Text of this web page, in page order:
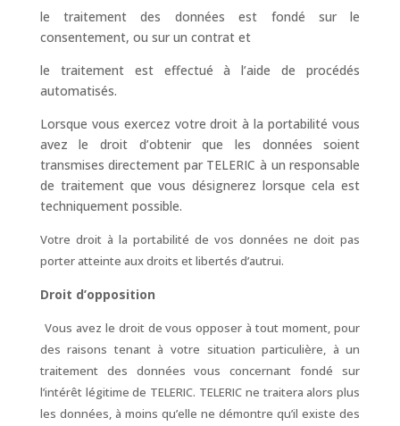
le traitement des données est fondé sur le
consentement, ou sur un contrat et
le traitement est effectué à l’aide de procédés
automatisés.
Lorsque vous exercez votre droit à la portabilité vous
avez le droit d’obtenir que les données soient
transmises directement par TELERIC à un responsable
de traitement que vous désignerez lorsque cela est
techniquement possible.
Votre droit à la portabilité de vos données ne doit pas
porter atteinte aux droits et libertés d’autrui.
Droit d’opposition
Vous avez le droit de vous opposer à tout moment, pour
des raisons tenant à votre situation particulière, à un
traitement des données vous concernant fondé sur
l’intérêt légitime de TELERIC. TELERIC ne traitera alors plus
les données, à moins qu’elle ne démontre qu’il existe des